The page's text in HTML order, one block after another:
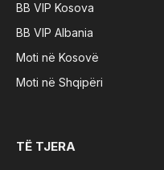
BB VIP Kosova
BB VIP Albania
Moti në Kosovë
Moti në Shqipëri
TË TJERA